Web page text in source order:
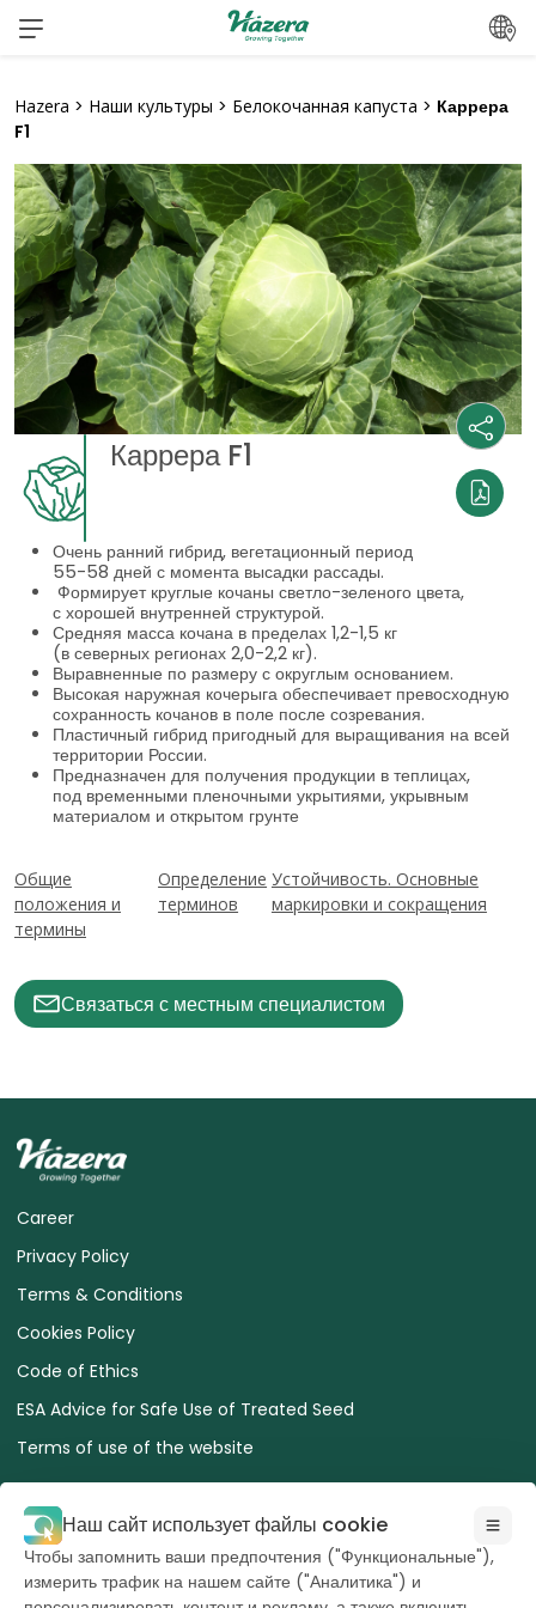
Перейти
Hazera > Наши культуры > Белокочанная капуста > Каррера
F1
Каррера F1
Очень ранний гибрид, вегетационный период
55-58 дней с момента высадки рассады.
Формирует круглые кочаны светло-зеленого цвета,
с хорошей внутренней структурой.
Средняя масса кочана в пределах 1,2-1,5 кг
(в северных регионах 2,0-2,2 кг).
Выравненные по размеру с округлым основанием.
Высокая наружная кочерыга обеспечивает превосходную
сохранность кочанов в поле после созревания.
Пластичный гибрид пригодный для выращивания на всей
территории России.
Предназначен для получения продукции в теплицах,
под временными пленочными укрытиями, укрывным
материалом и открытом грунте
Общие
положения и
термины
Определение
терминов
Устойчивость. Основные
маркировки и сокращения
Связаться с местным специалистом
Career
Privacy Policy
Terms & Conditions
Cookies Policy
Code of Ethics
ESA Advice for Safe Use of Treated Seed
Terms of use of the website
Все права
Наш сайт использует файлы cookie
Чтобы запомнить ваши предпочтения ("Функциональные"),
измерить трафик на нашем сайте ("Аналитика") и